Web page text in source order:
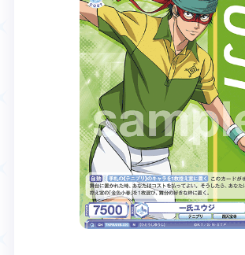
Event
イベント
Card
カードリ
Rule / Q&A
ルール/Q&A
Deck
デッキレ